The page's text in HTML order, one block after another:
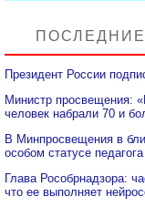
Президент России
Министр просвещения:
человек набрали 70 и
В Минпросвещения в
особом статусе педагога
Глава Рособрнадзора:
что ее выполняет